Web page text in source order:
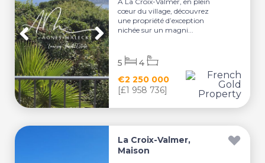
cœur du village, découvrez
une propriété d’exception
nichée sur un magni...
€2 250 000
[£1 958 736]
5 4
La Croix-Valmer,
Maison